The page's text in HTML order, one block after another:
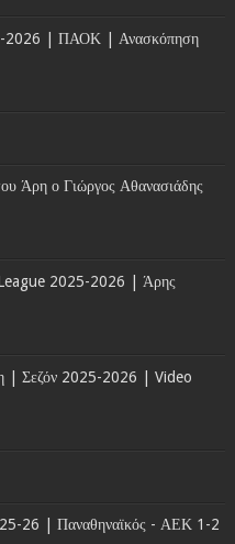
2026 | ΠΑΟΚ | Ανασκόπηση
Άρη ο Γιώργος Αθανασιάδης
2025-2026 | Άρης
| Σεζόν 2025-2026 | Video
25-26 | Παναθηναϊκός - ΑΕΚ 1-2